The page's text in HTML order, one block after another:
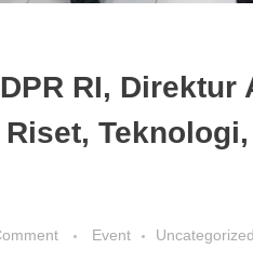
RI,
Event Uncategorized